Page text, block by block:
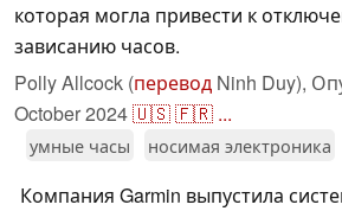
которая могла привести к
зависанию часов.
Polly Allcock (перевод Ninh Duy),
October 2024🇺🇸🇫🇷 ...
умные часы носимая электроника
Компания Garmin выпустила